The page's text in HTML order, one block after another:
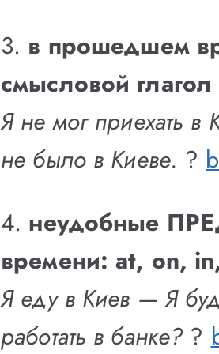
3. в прошедшем
смысловой
Я не мог приехать
не было в Киеве. ?
4. неудобные
времени: at, on,
Я еду в Киев — Я
работать в банке? ?